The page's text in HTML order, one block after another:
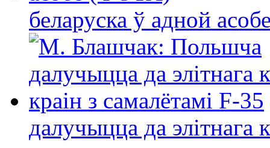
беларуска ў адной
далучыцца да элітнага